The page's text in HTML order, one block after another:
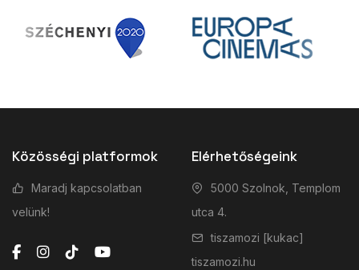
Közösségi platformok
Maradj kapcsolatban
velünk!
Elérhetőségeink
5000 Szolnok, Templom
utca 4.
tiszamozi [kukac]
tiszamozi.hu